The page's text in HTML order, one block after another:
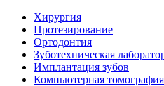
Хирургия
Протезирование
Ортодонтия
Зуботехническая
Имплантация зубов
Компьютерная томография